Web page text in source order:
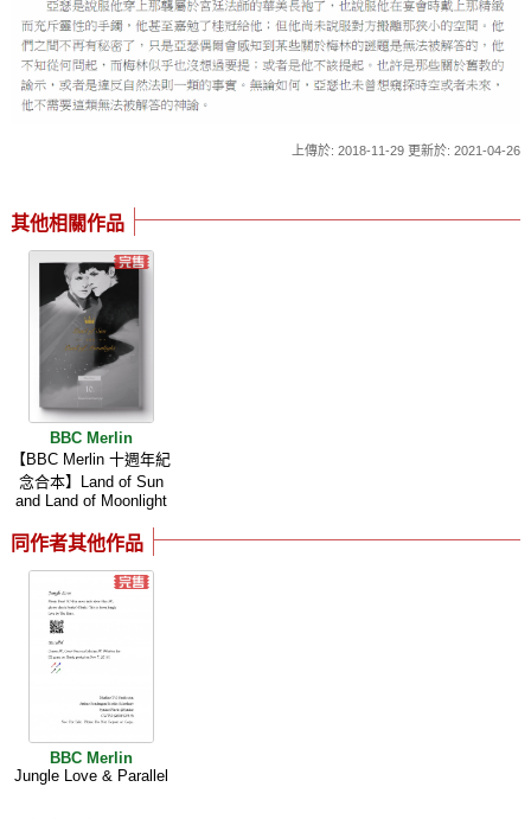
上傳於: 2018-11-29 更新於: 2021-04-26
其他相關作品
BBC Merlin
【BBC Merlin 十週年紀
念合本】Land of Sun
and Land of Moonlight
同作者其他作品
BBC Merlin
Jungle Love & Parallel